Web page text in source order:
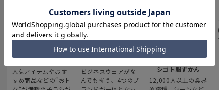
最新のお買い得情報
人気アイテムやおす
すめ商品などの“おト
スーツスクエア
ビジネスウェアがな
んでも揃う、4つのブ
みんなの
シゴト服ずかん
12,000人以上の業界